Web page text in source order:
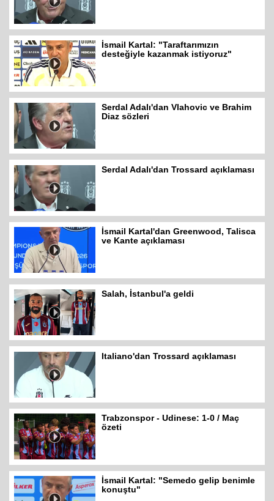
İsmail Kartal: "Taraftarımızın
desteğiyle kazanmak istiyoruz"
Serdal Adalı'dan Vlahovic ve Brahim
Diaz sözleri
Serdal Adalı'dan Trossard açıklaması
İsmail Kartal'dan Greenwood, Talisca
ve Kante açıklaması
Salah, İstanbul'a geldi
Italiano'dan Trossard açıklaması
Trabzonspor - Udinese: 1-0 / Maç
özeti
İsmail Kartal: "Semedo gelip benimle
konuştu"